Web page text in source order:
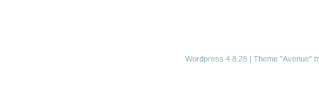
Wordpress 4.8.28 | Theme "Avenue"